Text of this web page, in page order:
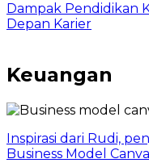
Dampak Pendidikan
Depan Karier
Keuangan
Inspirasi dari Rudi,
Business Model